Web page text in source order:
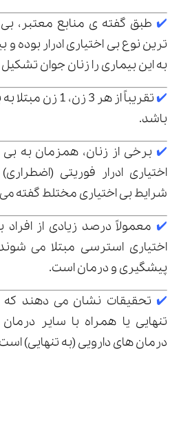
✔️ طبق گفته ی منابع معتبر،
ترین نوع بی اختیاری ادرار بوده
به این بیماری را زنان جوان
✔️
تقریباً از هر 3
باشد.
✔️ برخی از زنان، همزمان به
اختیاری ادرار فوریتی
شرایط بی اختیاری مختلط گفته
✔️ معمولاً درصد زیادی از افراد
اختیاری استرسی مبتلا می
پیشگیری و درمان است.
✔️ تحقیقات نشان می دهند که
تنهایی یا همراه با سایر
درمان های دارویی (به تنهایی)